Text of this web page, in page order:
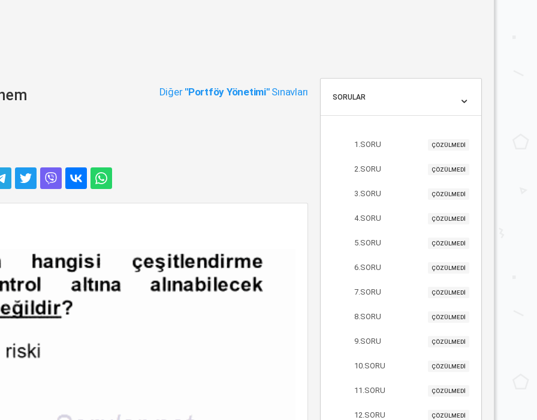
Diğer "Portföy Yönetimi"Sınavları SORULAR
1.SORU ÇÖZÜLMEDİ
2.SORU ÇÖZÜLMEDİ
3.SORU ÇÖZÜLMEDİ
4.SORU ÇÖZÜLMEDİ
5.SORU ÇÖZÜLMEDİ
6.SORU ÇÖZÜLMEDİ
7.SORU ÇÖZÜLMEDİ
8.SORU ÇÖZÜLMEDİ
9.SORU ÇÖZÜLMEDİ
10.SORU ÇÖZÜLMEDİ
11.SORU ÇÖZÜLMEDİ
12.SORU ÇÖZÜLMEDİ